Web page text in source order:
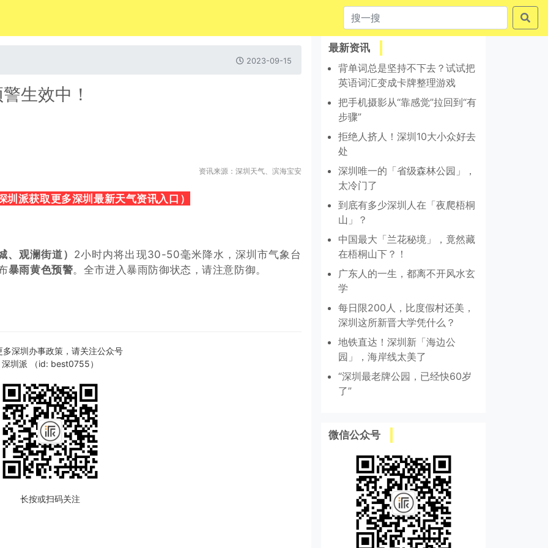
2023-09-15
生效中！
资讯来源：深圳天气、滨海宝安
圳派获取更多深圳最新天气资讯入口）
观澜街道） 2小时内将出现30-50毫米降水，深圳市气象台
暴雨黄色预警。全市进入暴雨防御状态，请注意防御。
多深圳办事政策，请关注公众号
深圳派 （id: best0755）
长按或扫码关注
最新资讯
背单词总是坚持不下去？试试把
英语词汇变成卡牌整理游戏
把手机摄影从“靠感觉”拉回到“有
步骤”
拒绝人挤人！深圳10大小众好去
处
深圳唯一的「省级森林公园」，
太冷门了
到底有多少深圳人在「夜爬梧桐
山」？
中国最大「兰花秘境」，竟然藏
在梧桐山下？！
广东人的一生，都离不开风水玄
学
每日限200人，比度假村还美，
深圳这所新晋大学凭什么？
地铁直达！深圳新「海边公
园」，海岸线太美了
“深圳最老牌公园，已经快60岁
了”
微信公众号